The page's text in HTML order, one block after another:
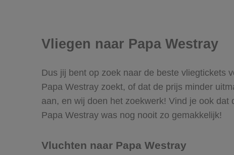
Vliegen naar Papa Westray
Dus jij bent op zoek naar de beste vliegtickets
Papa Westray zoekt, of dat de prijs minder
aan, en wij doen het zoekwerk! Vind je ook
Papa Westray was nog nooit zo gemakkelijk!
Vluchten naar Papa Westray